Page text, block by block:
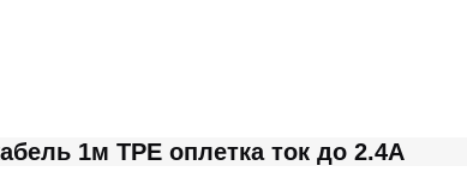
1м TPE оплетка ток до 2.4A